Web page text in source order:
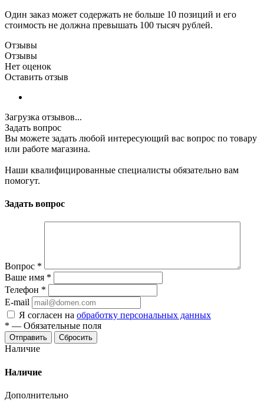
Один заказ может содержать не больше 10 позиций и его
стоимость не должна превышать 100 тысяч рублей.
Отзывы
Отзывы
Нет оценок
Оставить отзыв
Загрузка отзывов...
Задать вопрос
Вы можете задать любой интересующий вас вопрос по товару
или работе магазина.
Наши квалифицированные специалисты обязательно вам
помогут.
Задать вопрос
Вопрос *
Ваше имя *
Телефон *
E-mail
Я согласен на обработку персональных данных
* — Обязательные поля
Отправить Сбросить
Наличие
Наличие
Дополнительно